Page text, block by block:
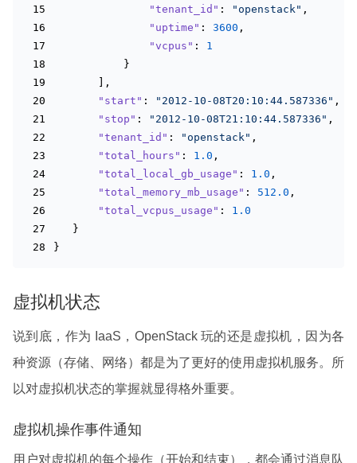
"tenant_id" : "openstack" ,
"uptime" : 3600 ,
"vcpus" : 1
           }
       ],
"start" : "2012-10-08T20:10:44.587336" ,
"stop" : "2012-10-08T21:10:44.587336" ,
"tenant_id" : "openstack" ,
"total_hours" : 1.0 ,
"total_local_gb_usage" : 1.0 ,
"total_memory_mb_usage" : 512.0 ,
"total_vcpus_usage" : 1.0
   }
}
虚拟机状态
说到底，作为 IaaS，OpenStack 玩的还是虚拟机，因为各
种资源（存储、网络）都是为了更好的使用虚拟机服务。所
以对虚拟机状态的掌握就显得格外重要。
虚拟机操作事件通知
用户对虚拟机的每个操作（开始和结束），都会通过消息队